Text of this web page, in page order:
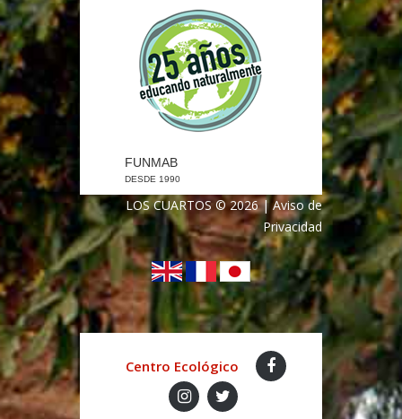
FUNMAB
DESDE 1990
LOS CUARTOS ©2026|Aviso de
Privacidad
Centro Ecológico